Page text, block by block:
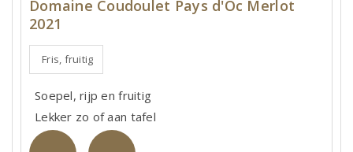
Domaine Coudoulet Pays d'Oc Merlot
2021
Fris, fruitig
Soepel, rijp en fruitig
Lekker zo of aan tafel